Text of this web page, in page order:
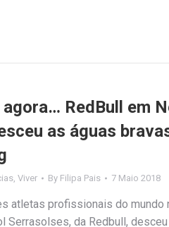
RedBull em
as águas
, Viver By Filipa Pais 7 Maio 2018
atletas profissionais do mundo
Serrasolses, da Redbull,